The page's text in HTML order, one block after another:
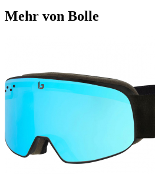
Mehr von Bolle